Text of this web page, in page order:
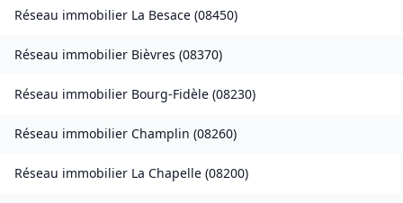
Réseau immobilier La Besace (08450)
Réseau immobilier Bièvres (08370)
Réseau immobilier Bourg-Fidèle (08230)
Réseau immobilier Champlin (08260)
Réseau immobilier La Chapelle (08200)